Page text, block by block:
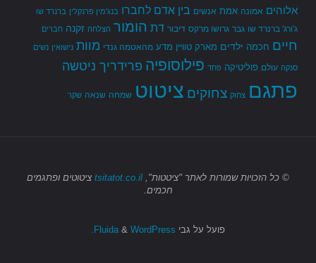
אלוהים אמונה אמת אנשים בין אדם לחברו בנג'מין פרנקלין ברנרד שו
ג'ורג' ברנרד שו גבר גרושו מרקס דיבור דת הומור הצלחה זקנה חברים
חיים חכמה ילדים מארק טוויין מדע מהאטמה גנדי מוות נישואין נשים
סנקה עולם פוליטיקה פחד פילוסופיה פרידריך ניטשה
פתגם צחוק צחוקים ציטוט שמחה שנאה שקר
© כל הזכויות שמורות לאתר "ציטטות", tsitatot.co.il ציטוטים ופתגמים
חכמים.
פועל על גבי & WordPress.